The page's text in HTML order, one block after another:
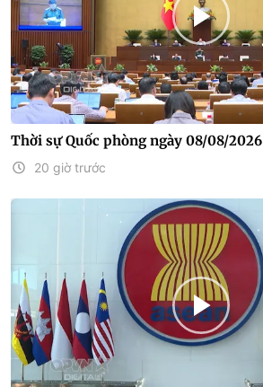
Thời sự Quốc phòng ngày 08/08/2026
20 giờ trước